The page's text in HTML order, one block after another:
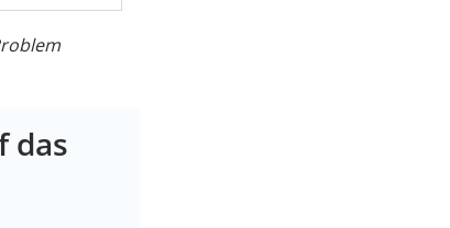
das